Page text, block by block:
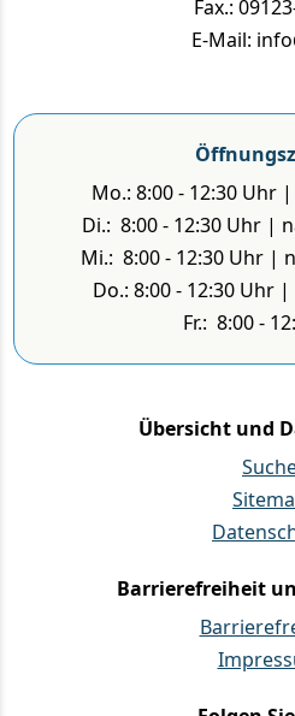
Fax.:
E-Mail:
Mo.: 8:00 - 12:30 Uhr
Di.: 8:00 - 12:30 Uhr |
Mi.: 8:00 - 12:30 Uhr |
Do.: 8:00 - 12:30 Uhr
Fr.: 8:00 -
Übersicht und
Barrierefreiheit